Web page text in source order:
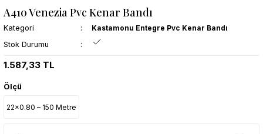
A410 Venezia Pvc Kenar Bandı
Kategori
Kastamonu Entegre Pvc Kenar Bandı
Stok Durumu
1.587,33 TL
Ölçü
22x0.80 – 150 Metre